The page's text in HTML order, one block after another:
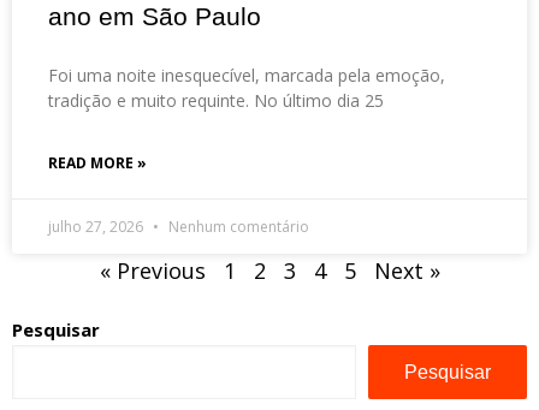
ano em São Paulo
Foi uma noite inesquecível, marcada pela emoção,
tradição e muito requinte. No último dia 25
READ MORE »
julho 27, 2026 Nenhum comentário
« Previous 1 2 3 4 5 Next »
Pesquisar
Pesquisar